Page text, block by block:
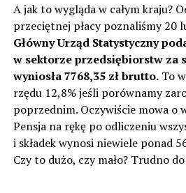
A jak to wygląda w całym kraju?
przeciętnej płacy poznaliśmy 20
Główny Urząd Statystyczny
w sektorze przedsiębiorstw za
wyniosła 7768,35 zł brutto.To
rzędu 12,8% jeśli porównamy
poprzednim. Oczywiście mowa o
Pensja na rękę po odliczeniu
i składek wynosi niewiele ponad
Czy to dużo, czy mało? Trudno